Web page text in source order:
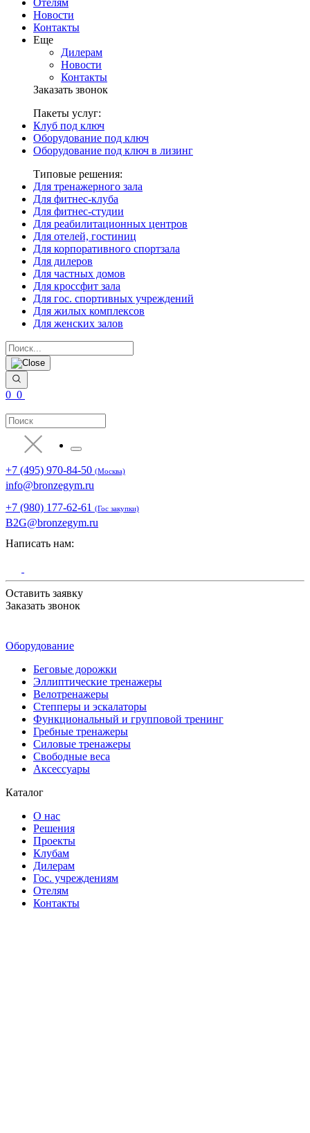
Отелям
Новости
Контакты
Еще
Дилерам
Новости
Контакты
Заказать звонок
Пакеты услуг:
Клуб под ключ
Оборудование под ключ
Оборудование под ключ в лизинг
Типовые решения:
Для тренажерного зала
Для фитнес-клуба
Для фитнес-студии
Для реабилитационных центров
Для отелей, гостиниц
Для корпоративного спортзала
Для дилеров
Для частных домов
Для кроссфит зала
Для гос. спортивных учреждений
Для жилых комплексов
Для женских залов
0 0
+7 (495) 970-84-50 (Москва)
info@bronzegym.ru
+7 (980) 177-62-61 (Гос закупки)
B2G@bronzegym.ru
Написать нам:
Оставить заявку
Заказать звонок
Оборудование
Беговые дорожки
Эллиптические тренажеры
Велотренажеры
Степперы и эскалаторы
Функциональный и групповой тренинг
Гребные тренажеры
Силовые тренажеры
Свободные веса
Аксессуары
Каталог
О нас
Решения
Проекты
Клубам
Дилерам
Гос. учреждениям
Отелям
Контакты